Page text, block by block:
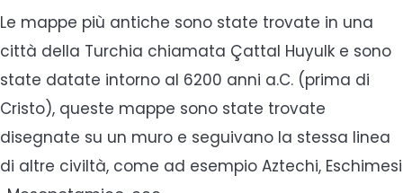
Le mappe più antiche sono state trovate in una
città della Turchia chiamata Çattal Huyulk e sono
state datate intorno al 6200 anni a.C. (prima di
Cristo), queste mappe sono state trovate
disegnate su un muro e seguivano la stessa linea
di altre civiltà, come ad esempio Aztechi, Eschimesi